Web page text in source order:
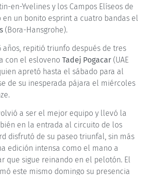
en-Yvelines y los Campos Elíseos de
en un bonito esprint a cuatro bandas el
(Bora-Hansgrohe).
años, repitió triunfo después de tres
con el esloveno Tadej Pogacar (UAE
apretó hasta el sábado para al
de su inesperada pájara el miércoles
a ser el mejor equipo y llevó la
en la entrada al circuito de los
disfrutó de su paseo triunfal, sin más
edición intensa como el mano a
que sigue reinando en el pelotón. El
este mismo domingo su presencia